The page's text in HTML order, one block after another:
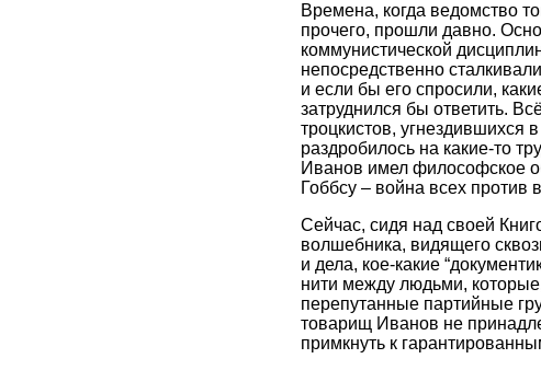
Времена, когда ведомство
прочего, прошли давно.
коммунистической
непосредственно
и если бы его спросили,
затруднился бы ответить.
троцкистов, угнездившихся
раздробилось на какие-то
Иванов имел философское
Гоббсу – война всех
Сейчас, сидя над своей
волшебника, видящего
и дела, кое-какие
нити между людьми,
перепутанные партийные
товарищ Иванов не
примкнуть к